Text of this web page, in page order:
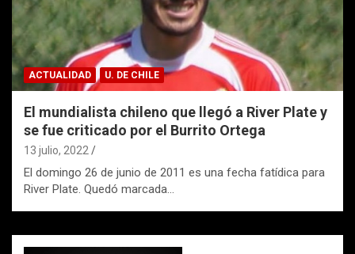
ACTUALIDAD U. DE CHILE
El mundialista chileno que llegó a River Plate y
se fue criticado por el Burrito Ortega
13 julio, 2022
El domingo 26 de junio de 2011 es una fecha fatídica para
River Plate. Quedó marcada…